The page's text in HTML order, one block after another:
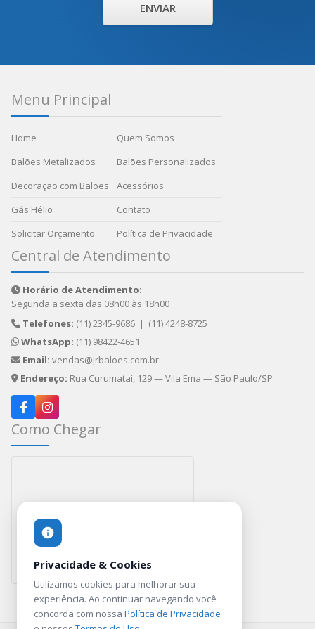
ENVIAR
Menu Principal
Home
Balões Metalizados
Decoração com Balões
Gás Hélio
Solicitar Orçamento
Quem Somos
Balões Personalizados
Acessórios
Contato
Política de Privacidade
Central de Atendimento
Horário de Atendimento:
Segunda a sexta das 08h00 às 18h00
Telefones: (11) 2345-9686 | (11) 4248-8725
WhatsApp: (11) 98422-4651
Email: vendas@jrbaloes.com.br
Endereço: Rua Curumataí, 129 — Vila Ema — São Paulo/SP
Como Chegar
Rua Curumataí, 129 — Vila Ema — SP
Privacidade & Cookies
Utilizamos cookies para melhorar sua
experiência. Ao continuar navegando você
concorda com nossa Política de Privacidade